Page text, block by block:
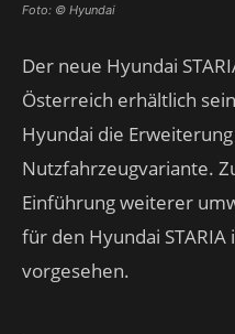
Foto: © Hyundai
Der neue Hyundai
Österreich erhältlich
Hyundai die
Nutzfahrzeugvariante.
Einführung weiterer
für den Hyundai
vorgesehen.